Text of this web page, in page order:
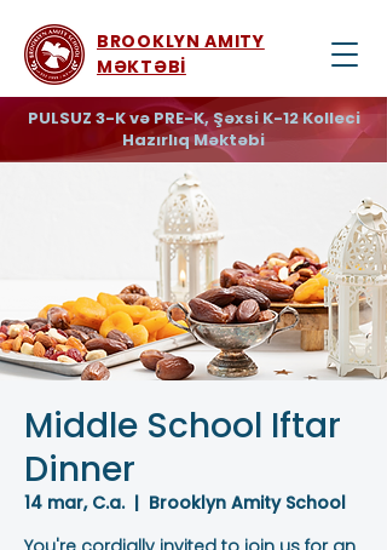
BROOKLYN AMITY
MƏKTƏBİ
PULSUZ 3-K və PRE-K, Şəxsi K-12 Kolleci
Hazırlıq Məktəbi
Middle School Iftar
Dinner
14 mar, C.a.
  |
Brooklyn Amity School